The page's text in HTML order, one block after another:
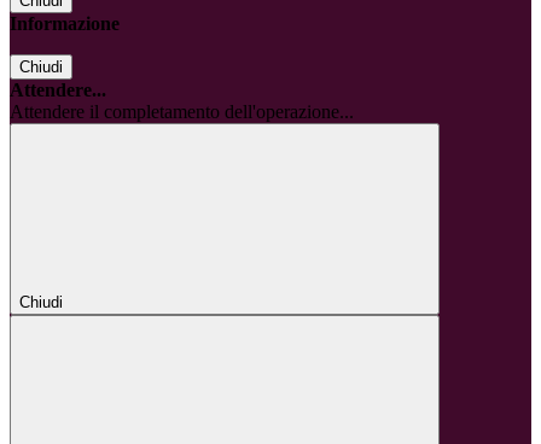
Informazione
Chiudi
Attendere...
Attendere il completamento dell'operazione...
Chiudi